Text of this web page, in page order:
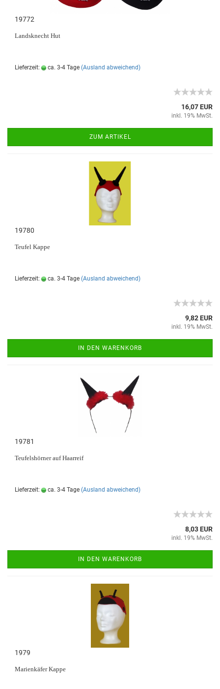
19772
Landsknecht Hut
Lieferzeit: ca. 3-4 Tage (Ausland abweichend)
16,07 EUR
inkl. 19% MwSt.
ZUM ARTIKEL
19780
Teufel Kappe
Lieferzeit: ca. 3-4 Tage (Ausland abweichend)
9,82 EUR
inkl. 19% MwSt.
IN DEN WARENKORB
19781
Teufelshörner auf Haarreif
Lieferzeit: ca. 3-4 Tage (Ausland abweichend)
8,03 EUR
inkl. 19% MwSt.
IN DEN WARENKORB
1979
Marienkäfer Kappe